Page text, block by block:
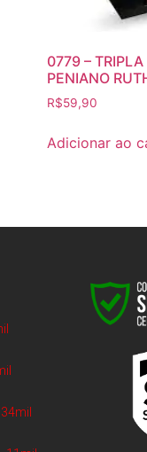
0779 –
PENIANO
R$59,90
Adicionar ao